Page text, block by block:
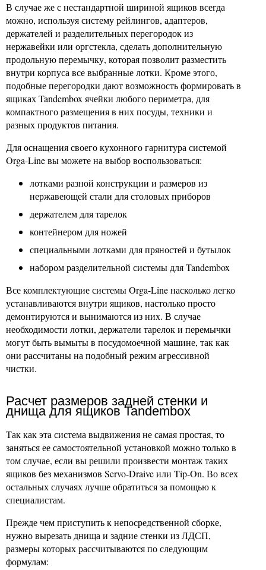
В случае же с нестандартной шириной ящиков всегда
можно, используя систему рейлингов, адаптеров,
держателей и разделительных перегородок из
нержавейки или оргстекла, сделать дополнительную
продольную перемычку, которая позволит разместить
внутри корпуса все выбранные лотки. Кроме этого,
подобные перегородки дают возможность формировать в
ящиках Tandembox ячейки любого периметра, для
компактного размещения в них посуды, техники и
разных продуктов питания.
Для оснащения своего кухонного гарнитура системой
Orga-Line вы можете на выбор воспользоваться:
лотками разной конструкции и размеров из
нержавеющей стали для столовых приборов
держателем для тарелок
контейнером для ножей
специальными лотками для пряностей и бутылок
набором разделительной системы для Tandembox
Все комплектующие системы Orga-Line насколько легко
устанавливаются внутри ящиков, настолько просто
демонтируются и вынимаются из них. В случае
необходимости лотки, держатели тарелок и перемычки
могут быть вымыты в посудомоечной машине, так как
они рассчитаны на подобный режим агрессивной
чистки.
Расчет размеров задней стенки и
днища для ящиков Tandembox
Так как эта система выдвижения не самая простая, то
заняться ее самостоятельной установкой можно только в
том случае, если вы решили произвести монтаж таких
ящиков без механизмов Servo-Draive или Tip-On. Во всех
остальных случаях лучше обратиться за помощью к
специалистам.
Прежде чем приступить к непосредственной сборке,
нужно вырезать днища и задние стенки из ЛДСП,
размеры которых рассчитываются по следующим
формулам: